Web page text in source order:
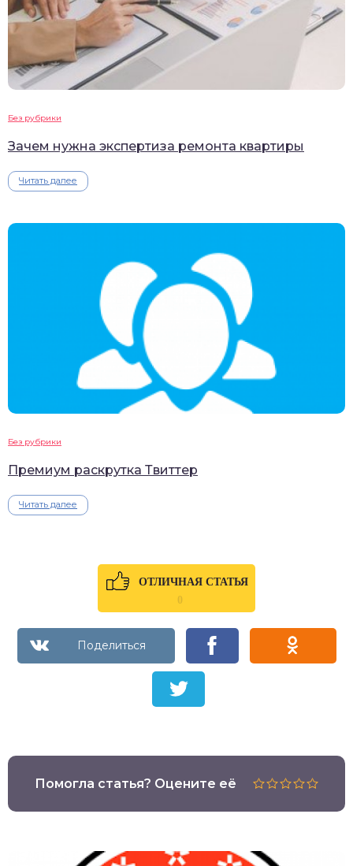
Без рубрики
Зачем нужна экспертиза ремонта квартиры
Читать далее
Без рубрики
Премиум раскрутка Твиттер
Читать далее
ОТЛИЧНАЯ СТАТЬЯ
0
Помогла статья? Оцените её